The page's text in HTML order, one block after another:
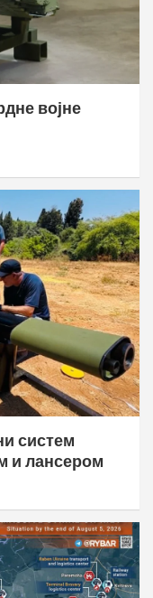
војне
систем
и лансером